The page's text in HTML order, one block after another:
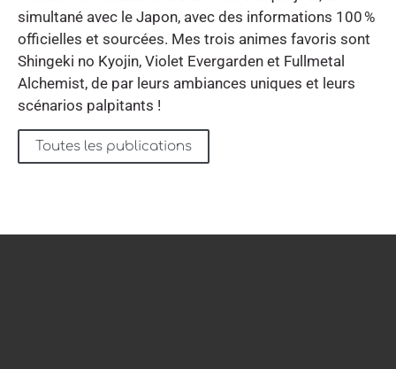
simultané avec le Japon, avec des informations 100 %
officielles et sourcées. Mes trois animes favoris sont
Shingeki no Kyojin, Violet Evergarden et Fullmetal
Alchemist, de par leurs ambiances uniques et leurs
scénarios palpitants !
Toutes les publications